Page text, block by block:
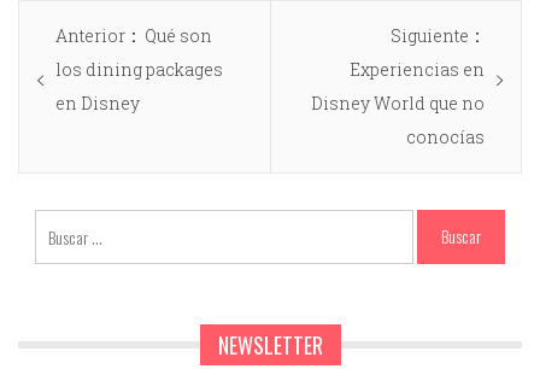
Anterior
Qué son
los dining packages
en Disney
Siguiente
Experiencias en
Disney World que no
conocías
NEWSLETTER